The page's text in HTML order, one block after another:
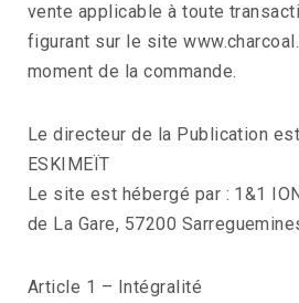
vente applicable à toute
figurant sur le site
moment de la commande.
Le directeur de la Publication
ESKIMEÏT
Le site est hébergé par : 1&1
de La Gare, 57200
Article 1 – Intégralité